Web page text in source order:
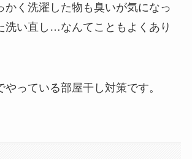
かく洗濯した物も臭いが気になっ
洗い直し…なんてこともよくあり
やっている部屋干し対策です。